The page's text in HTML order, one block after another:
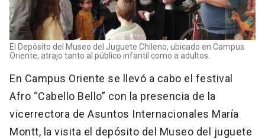
El Depósito del Museo del Juguete Chileno, ubicado en Campus
Oriente, atrajo tanto al público infantil como a adultos.
En Campus Oriente se llevó a cabo el festival
Afro “Cabello Bello” con la presencia de la
vicerrectora de Asuntos Internacionales María
Montt, la visita el depósito del Museo del juguete